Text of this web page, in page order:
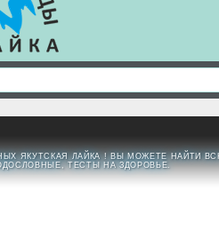
ЯКУТСКАЯ ЛАЙКА ! ВЫ МОЖЕТЕ НАЙТИ
ТЕСТЫ НА ЗДОРОВЬЕ.